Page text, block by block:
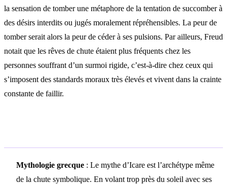
la sensation de tomber une métaphore de la tentation de succomber à
des désirs interdits ou jugés moralement répréhensibles. La peur de
tomber serait alors la peur de céder à ses pulsions. Par ailleurs, Freud
notait que les rêves de chute étaient plus fréquents chez les
personnes souffrant d’un surmoi rigide, c’est-à-dire chez ceux qui
s’imposent des standards moraux très élevés et vivent dans la crainte
constante de faillir.
Mythologie grecque : Le mythe d’Icare est l’archétype même
de la chute symbolique. En volant trop près du soleil avec ses